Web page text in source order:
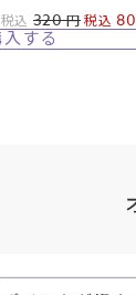
税込 320 税込 80
する